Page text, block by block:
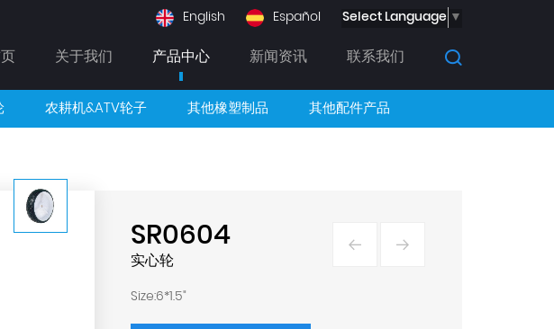
关于我们 产品中心 新闻资讯 联系我们
English Español Select Language ▼
农耕机&ATV轮子 其他橡塑制品 其他配件产品
SR0604
实心轮
Size:6*1.5"